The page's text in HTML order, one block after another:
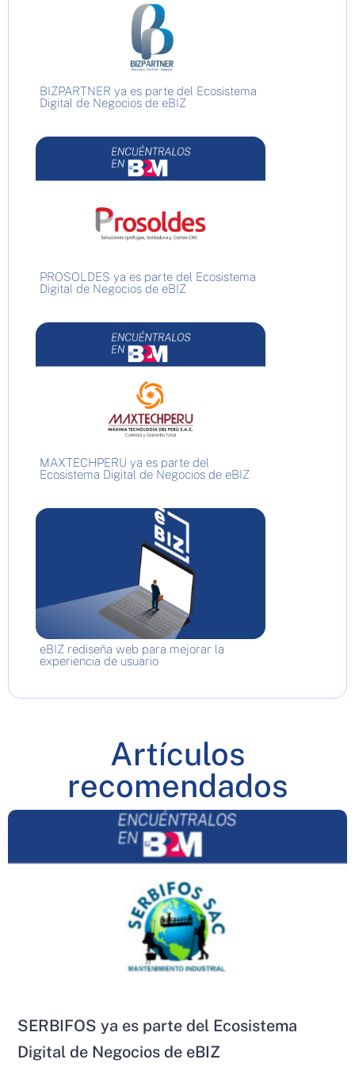
BIZPARTNER ya es parte del Ecosistema
Digital de Negocios de eBIZ
PROSOLDES ya es parte del Ecosistema
Digital de Negocios de eBIZ
MAXTECHPERU ya es parte del
Ecosistema Digital de Negocios de eBIZ
eBIZ rediseña web para mejorar la
experiencia de usuario
Artículos
recomendados
SERBIFOS ya es parte del Ecosistema
Digital de Negocios de eBIZ